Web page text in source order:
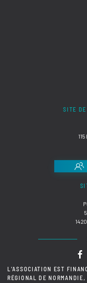
SITE DE
L'ASSOCIATION EST
RÉGIONAL DE